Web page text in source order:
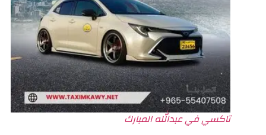
تاكسي في عبدالله المبارك